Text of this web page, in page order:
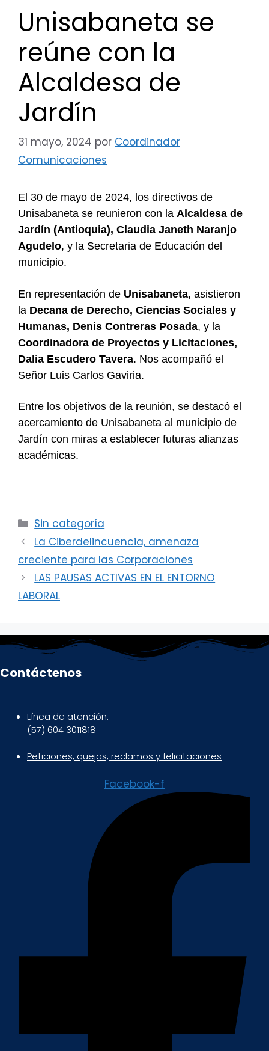
Unisabaneta se
reúne con la
Alcaldesa de
Jardín
31 mayo, 2024 por Coordinador
Comunicaciones
El 30 de mayo de 2024, los directivos de
Unisabaneta se reunieron con la Alcaldesa de
Jardín (Antioquia), Claudia Janeth Naranjo
Agudelo, y la Secretaria de Educación del
municipio.
En representación de Unisabaneta, asistieron
la Decana de Derecho, Ciencias Sociales y
Humanas, Denis Contreras Posada, y la
Coordinadora de Proyectos y Licitaciones,
Dalia Escudero Tavera. Nos acompañó el
Señor Luis Carlos Gaviria.
Entre los objetivos de la reunión, se destacó el
acercamiento de Unisabaneta al municipio de
Jardín con miras a establecer futuras alianzas
académicas.
Categorías
Sin categoría
La Ciberdelincuencia, amenaza
creciente para las Corporaciones
LAS PAUSAS ACTIVAS EN EL ENTORNO
LABORAL
Contáctenos
Línea de atención:
(57) 604 3011818
Peticiones, quejas, reclamos y felicitaciones
Facebook-f